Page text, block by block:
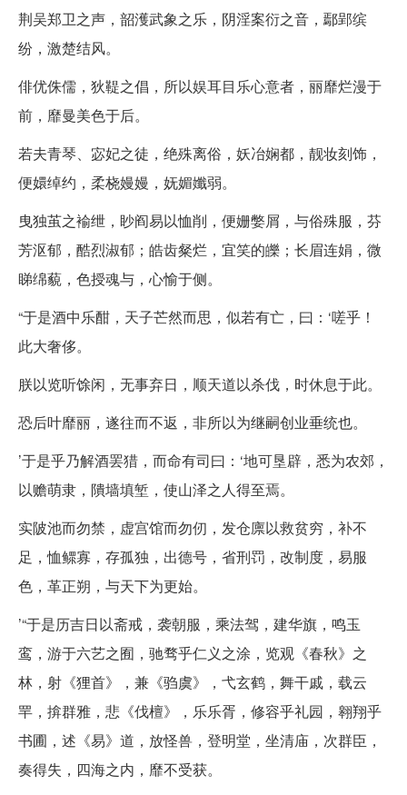
荆吴郑卫之声，韶濩武象之乐，阴淫案衍之音，鄢郢缤
纷，激楚结风。
俳优侏儒，狄鞮之倡，所以娱耳目乐心意者，丽靡烂漫于
前，靡曼美色于后。
若夫青琴、宓妃之徒，绝殊离俗，妖冶娴都，靓妆刻饰，
便嬛绰约，柔桡嫚嫚，妩媚孅弱。
曳独茧之褕绁，眇阎易以恤削，便姗嫳屑，与俗殊服，芬
芳沤郁，酷烈淑郁；皓齿粲烂，宜笑的皪；长眉连娟，微
睇绵藐，色授魂与，心愉于侧。
“于是酒中乐酣，天子芒然而思，似若有亡，曰：‘嗟乎！
此大奢侈。
朕以览听馀闲，无事弃日，顺天道以杀伐，时休息于此。
恐后叶靡丽，遂往而不返，非所以为继嗣创业垂统也。
’于是乎乃解酒罢猎，而命有司曰：‘地可垦辟，悉为农郊，
以赡萌隶，隤墙填堑，使山泽之人得至焉。
实陂池而勿禁，虚宫馆而勿仞，发仓廪以救贫穷，补不
足，恤鳏寡，存孤独，出德号，省刑罚，改制度，易服
色，革正朔，与天下为更始。
’“于是历吉日以斋戒，袭朝服，乘法驾，建华旗，鸣玉
鸾，游于六艺之囿，驰骛乎仁义之涂，览观《春秋》之
林，射《狸首》，兼《驺虞》，弋玄鹤，舞干戚，载云
䍐，揜群雅，悲《伐檀》，乐乐胥，修容乎礼园，翱翔乎
书圃，述《易》道，放怪兽，登明堂，坐清庙，次群臣，
奏得失，四海之内，靡不受获。